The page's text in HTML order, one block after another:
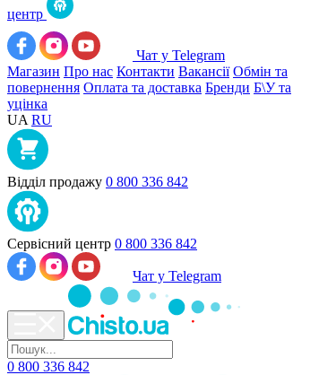
центр
Чат у Telegram
Магазин Про нас Контакти Вакансії Обмін та
повернення Оплата та доставка Бренди Б\У та
уцінка
UA RU
Відділ продажу 0 800 336 842
Сервісний центр 0 800 336 842
Чат у Telegram
0 800 336 842